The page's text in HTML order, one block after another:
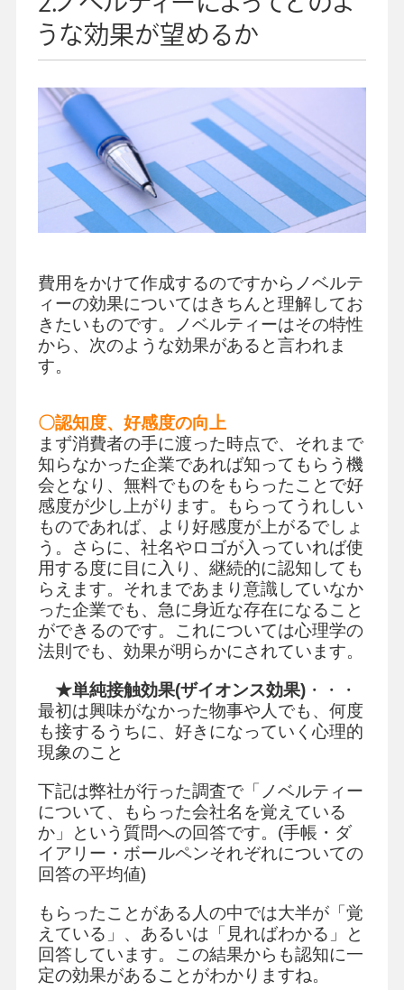
うな効果が望めるか
費用をかけて作成するのですからノベルテ
ィーの効果についてはきちんと理解してお
きたいものです。ノベルティーはその特性
から、次のような効果があると言われま
す。
〇認知度、好感度の向上
まず消費者の手に渡った時点で、それまで
知らなかった企業であれば知ってもらう機
会となり、無料でものをもらったことで好
感度が少し上がります。もらってうれしい
ものであれば、より好感度が上がるでしょ
う。さらに、社名やロゴが入っていれば使
用する度に目に入り、継続的に認知しても
らえます。それまであまり意識していなか
った企業でも、急に身近な存在になること
ができるのです。これについては心理学の
法則でも、効果が明らかにされています。
★単純接触効果(ザイオンス効果)・・・
最初は興味がなかった物事や人でも、何度
も接するうちに、好きになっていく心理的
現象のこと
下記は弊社が行った調査で「ノベルティー
について、もらった会社名を覚えている
か」という質問への回答です。(手帳・ダ
イアリー・ボールペンそれぞれについての
回答の平均値)
もらったことがある人の中では大半が「覚
えている」、あるいは「見ればわかる」と
回答しています。この結果からも認知に一
定の効果があることがわかりますね。